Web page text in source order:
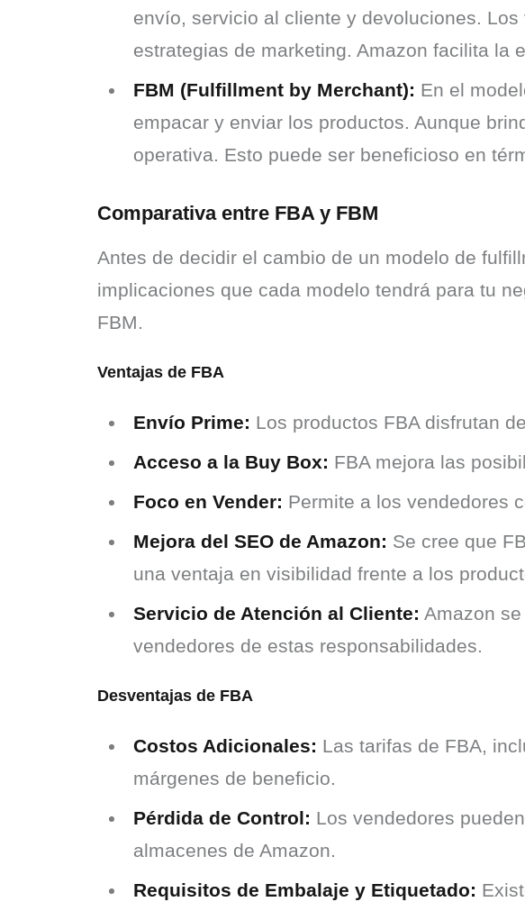
envío, servicio al cliente y devoluciones.
estrategias de marketing. Amazon facilita la
FBM (Fulfillment by Merchant): En el
empacar y enviar los productos. Aunque
operativa. Esto puede ser beneficioso en
Comparativa entre FBA y FBM
Antes de decidir el cambio de un modelo de
implicaciones que cada modelo tendrá para tu
FBM.
Ventajas de FBA
Envío Prime: Los productos FBA disfrutan
Acceso a la Buy Box: FBA mejora las
Foco en Vender: Permite a los vendedores
Mejora del SEO de Amazon: Se cree que
una ventaja en visibilidad frente a los
Servicio de Atención al Cliente: Amazon
vendedores de estas responsabilidades.
Desventajas de FBA
Costos Adicionales: Las tarifas de FBA,
márgenes de beneficio.
Pérdida de Control: Los vendedores
almacenes de Amazon.
Requisitos de Embalaje y Etiquetado: